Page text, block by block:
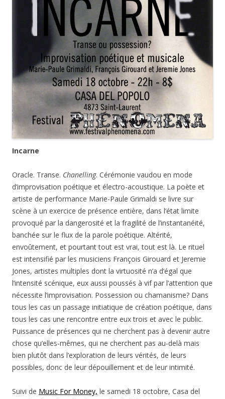
Incarne
Oracle. Transe. Chanelling. Cérémonie vaudou en mode
d’improvisation poétique et électro-acoustique. La poète et
artiste de performance Marie-Paule Grimaldi se livre sur
scène à un exercice de présence entière, dans l’état limite
provoqué par la dangerosité et la fragilité de l’instantanéité,
banchée sur le flux de la parole poétique. Altérité,
envoûtement, et pourtant tout est vrai, tout est là. Le rituel
est intensifié par les musiciens François Girouard et Jeremie
Jones, artistes multiples dont la virtuosité n’a d’égal que
l’intensité scénique, eux aussi poussés à vif par l’attention que
nécessite l’improvisation. Possession ou chamanisme? Dans
tous les cas un passage initiatique de création poétique, dans
tous les cas une rencontre entre eux trois et avec le public.
Puissance de présences qui ne cherchent pas à devenir autre
chose qu’elles-mêmes, qui ne cherchent pas au-delà mais
bien plutôt dans l’exploration de leurs vérités, de leurs
possibles, donc de leur dépouillement et de leur intimité.
Suivi de Music For Money, le samedi 18 octobre, Casa del